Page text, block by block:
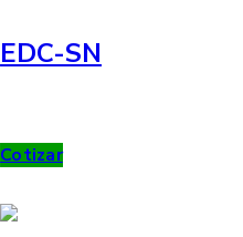
EDC-SN
Cotizar